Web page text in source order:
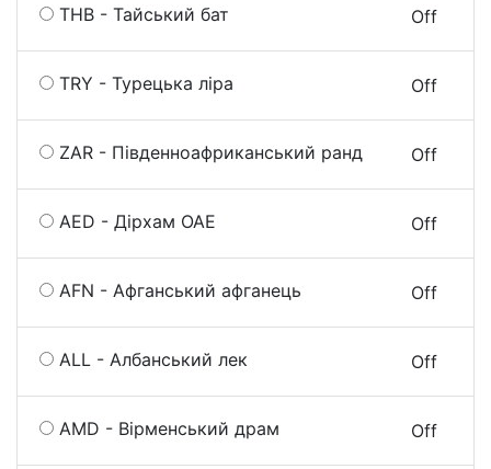
THB - Тайський бат Off
TRY - Турецька ліра Off
ZAR - Південноафриканський ранд
On Off
AED - Дірхам ОАЕ Off
AFN - Афганський афганець Off
ALL - Албанський лек Off
AMD - Вірменський драм Off